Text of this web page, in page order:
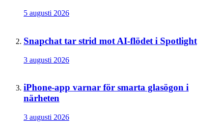
5 augusti 2026
Snapchat tar strid mot AI-flödet i Spotlight
3 augusti 2026
iPhone-app varnar för smarta glasögon i
närheten
3 augusti 2026